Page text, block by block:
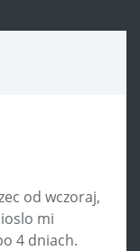
od wczoraj,
mi
4 dniach.